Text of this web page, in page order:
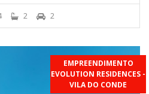
2 2
EMPREENDIMENTO
EVOLUTION RESIDENCES -
VILA DO CONDE